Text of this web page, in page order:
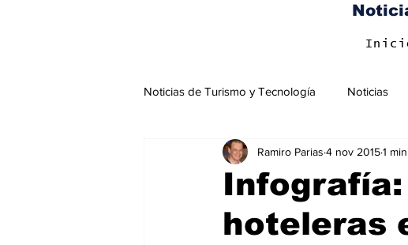
Noticias de Turismo y Tecnología Noticias
Negocios Internacionales
hoteleras
Ramiro Parias 4 nov 20151